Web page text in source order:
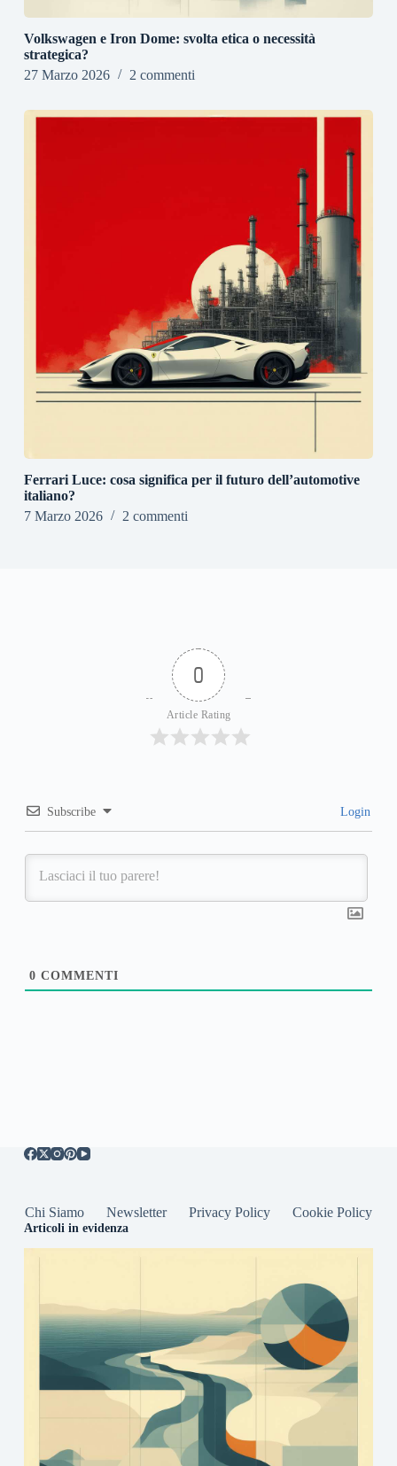
Volkswagen e Iron Dome: svolta etica o necessità
strategica?
27 Marzo 2026
2 commenti
Ferrari Luce: cosa significa per il futuro dell’automotive
italiano?
7 Marzo 2026
2 commenti
0
Article Rating
Subscribe Login
0 COMMENTI
Chi Siamo Newsletter Privacy Policy Cookie Policy
Articoli in evidenza